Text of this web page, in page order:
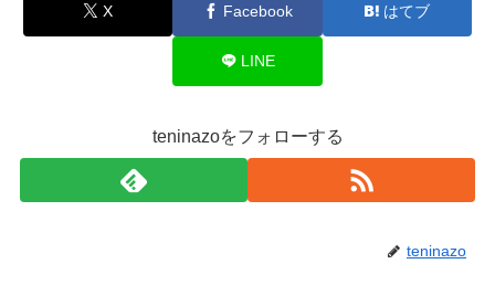
X Facebook はてブ
LINE
teninazoをフォローする
teninazo